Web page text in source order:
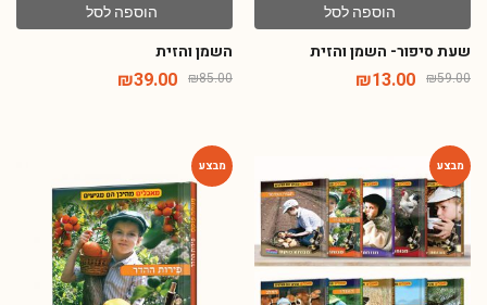
הוספה לסל
שעת סיפור- השמן והזית
₪59.00
₪13.00
הוספה לסל
השמן והזית
₪85.00
₪39.00
-54%